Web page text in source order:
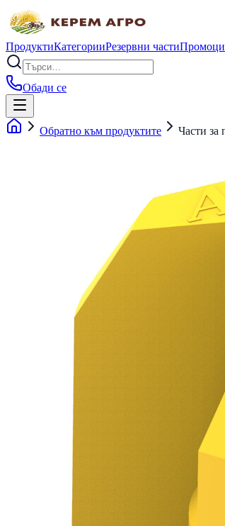
ПродуктиКатегорииРезервни части
Обади се
Обратно към продуктите Части за